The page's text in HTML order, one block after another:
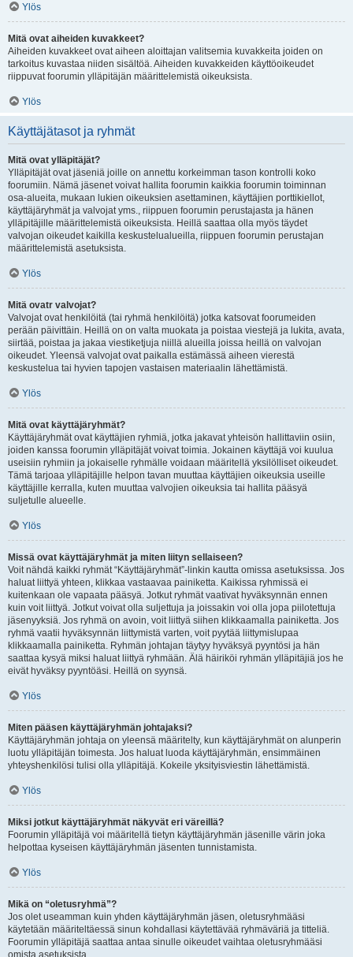
Ylös
Mitä ovat aiheiden kuvakkeet?
Aiheiden kuvakkeet ovat aiheen aloittajan valitsemia kuvakkeita joiden on
tarkoitus kuvastaa niiden sisältöä. Aiheiden kuvakkeiden käyttöoikeudet
riippuvat foorumin ylläpitäjän määrittelemistä oikeuksista.
Ylös
Käyttäjätasot ja ryhmät
Mitä ovat ylläpitäjät?
Ylläpitäjät ovat jäseniä joille on annettu korkeimman tason kontrolli koko
foorumiin. Nämä jäsenet voivat hallita foorumin kaikkia foorumin toiminnan
osa-alueita, mukaan lukien oikeuksien asettaminen, käyttäjien porttikiellot,
käyttäjäryhmät ja valvojat yms., riippuen foorumin perustajasta ja hänen
ylläpitäjille määrittelemistä oikeuksista. Heillä saattaa olla myös täydet
valvojan oikeudet kaikilla keskustelualueilla, riippuen foorumin perustajan
määrittelemistä asetuksista.
Ylös
Mitä ovatr valvojat?
Valvojat ovat henkilöitä (tai ryhmä henkilöitä) jotka katsovat foorumeiden
perään päivittäin. Heillä on on valta muokata ja poistaa viestejä ja lukita, avata,
siirtää, poistaa ja jakaa viestiketjuja niillä alueilla joissa heillä on valvojan
oikeudet. Yleensä valvojat ovat paikalla estämässä aiheen vierestä
keskustelua tai hyvien tapojen vastaisen materiaalin lähettämistä.
Ylös
Mitä ovat käyttäjäryhmät?
Käyttäjäryhmät ovat käyttäjien ryhmiä, jotka jakavat yhteisön hallittaviin osiin,
joiden kanssa foorumin ylläpitäjät voivat toimia. Jokainen käyttäjä voi kuulua
useisiin ryhmiin ja jokaiselle ryhmälle voidaan määritellä yksilölliset oikeudet.
Tämä tarjoaa ylläpitäjille helpon tavan muuttaa käyttäjien oikeuksia useille
käyttäjille kerralla, kuten muuttaa valvojien oikeuksia tai hallita pääsyä
suljetulle alueelle.
Ylös
Missä ovat käyttäjäryhmät ja miten liityn sellaiseen?
Voit nähdä kaikki ryhmät “Käyttäjäryhmät”-linkin kautta omissa asetuksissa. Jos
haluat liittyä yhteen, klikkaa vastaavaa painiketta. Kaikissa ryhmissä ei
kuitenkaan ole vapaata pääsyä. Jotkut ryhmät vaativat hyväksynnän ennen
kuin voit liittyä. Jotkut voivat olla suljettuja ja joissakin voi olla jopa piilotettuja
jäsenyyksiä. Jos ryhmä on avoin, voit liittyä siihen klikkaamalla painiketta. Jos
ryhmä vaatii hyväksynnän liittymistä varten, voit pyytää liittymislupaa
klikkaamalla painiketta. Ryhmän johtajan täytyy hyväksyä pyyntösi ja hän
saattaa kysyä miksi haluat liittyä ryhmään. Älä häiriköi ryhmän ylläpitäjiä jos he
eivät hyväksy pyyntöäsi. Heillä on syynsä.
Ylös
Miten pääsen käyttäjäryhmän johtajaksi?
Käyttäjäryhmän johtaja on yleensä määritelty, kun käyttäjäryhmät on alunperin
luotu ylläpitäjän toimesta. Jos haluat luoda käyttäjäryhmän, ensimmäinen
yhteyshenkilösi tulisi olla ylläpitäjä. Kokeile yksityisviestin lähettämistä.
Ylös
Miksi jotkut käyttäjäryhmät näkyvät eri väreillä?
Foorumin ylläpitäjä voi määritellä tietyn käyttäjäryhmän jäsenille värin joka
helpottaa kyseisen käyttäjäryhmän jäsenten tunnistamista.
Ylös
Mikä on “oletusryhmä”?
Jos olet useamman kuin yhden käyttäjäryhmän jäsen, oletusryhmääsi
käytetään määriteltäessä sinun kohdallasi käytettävää ryhmäväriä ja titteliä.
Foorumin ylläpitäjä saattaa antaa sinulle oikeudet vaihtaa oletusryhmääsi
omista asetuksista.